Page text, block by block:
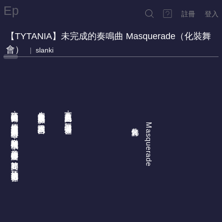
Ep 註冊 登入
【TYTANIA】未完成的奏鳴曲 Masquerade（化裝舞
會）
| slanki
Masquerade
，
從一個世界轉進另一個世界
。
，
讓世界找不到自己
。
，
周遭的世界彷彿以相互扶持的兩人為中心旋轉
，
音樂和時間流逝飛快
，
帶著心愛的舞伴迴旋
，
婆娑起舞間
，
彷彿就能創造另一個世界
。